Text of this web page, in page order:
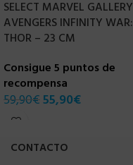
SELECT MARVEL GALLERY
AVENGERS INFINITY WAR:
THOR – 23 CM
Consigue 5 puntos de
recompensa
59,90€55,90€
CONTACTO